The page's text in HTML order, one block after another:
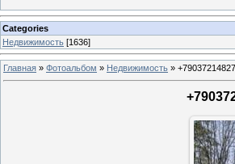
Categories
Недвижимость [1636]
Главная » Фотоальбом » Недвижимость »